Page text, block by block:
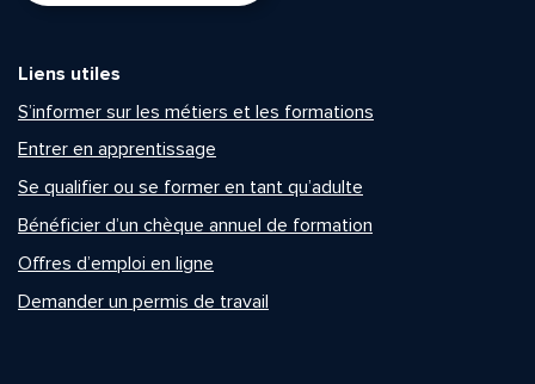
Liens utiles
S’informer sur les métiers et les formations
Entrer en apprentissage
Se qualifier ou se former en tant qu’adulte
Bénéficier d’un chèque annuel de formation
Offres d’emploi en ligne
Demander un permis de travail